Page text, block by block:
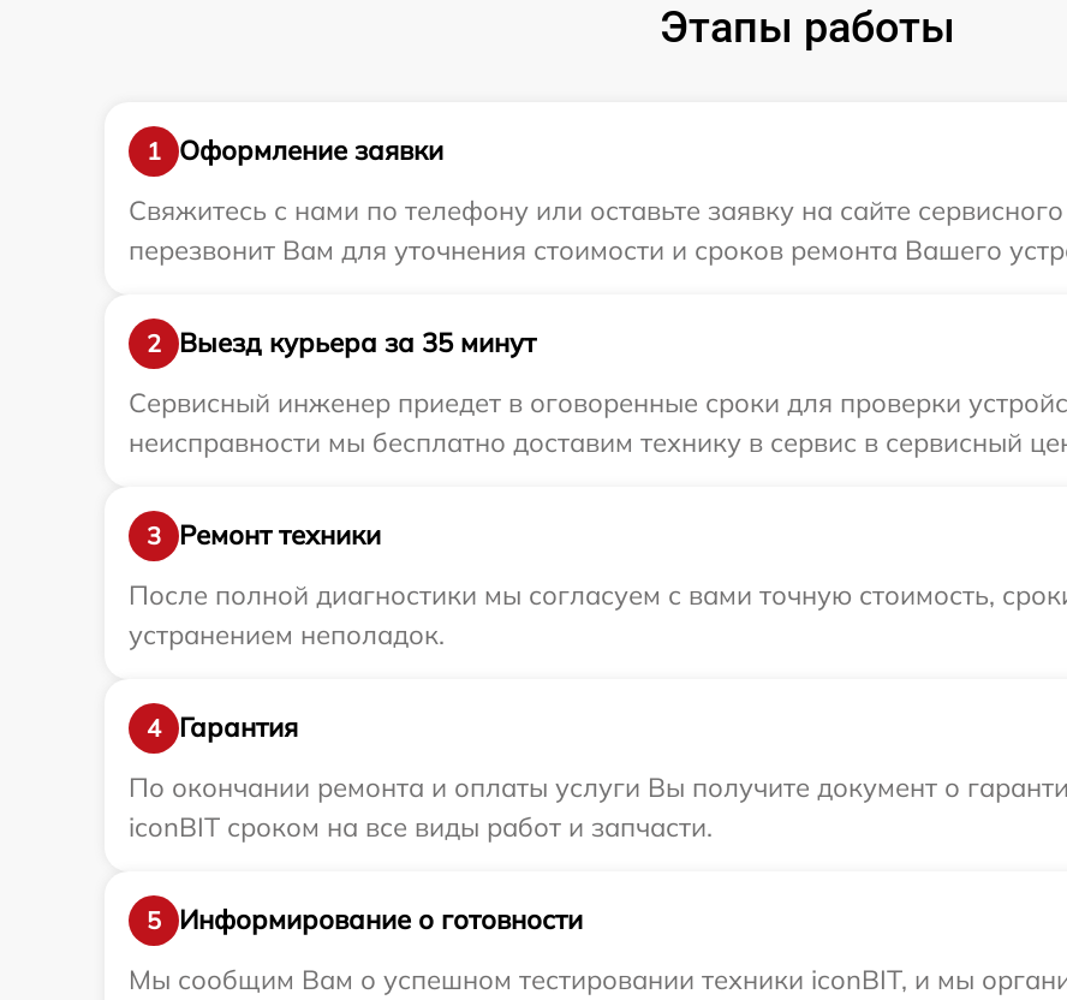
Этапы работы
1
Оформление заявки
Свяжитесь с нами по телефону или оставьте заявку на сайте
перезвонит Вам для уточнения стоимости и сроков ремонта Вашего
2
Выезд курьера за 35 минут
Сервисный инженер приедет в оговоренные сроки для проверки
неисправности мы бесплатно доставим технику в сервис в сервисный
3
Ремонт техники
После полной диагностики мы согласуем с вами точную стоимость,
устранением неполадок.
4
Гарантия
По окончании ремонта и оплаты услуги Вы получите документ о
iconBIT сроком на все виды работ и запчасти.
5
Информирование о готовности
Мы сообщим Вам о успешном тестировании техники iconBIT, и мы